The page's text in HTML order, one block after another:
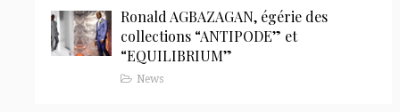
Ronald AGBAZAGAN, égérie des
collections “ANTIPODE” et
“EQUILIBRIUM”
News